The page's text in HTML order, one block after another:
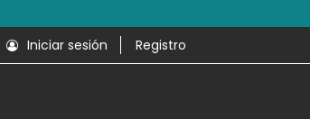
Iniciar sesión Registro